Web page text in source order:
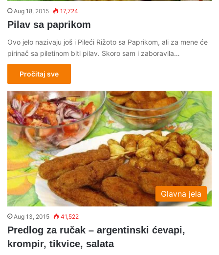
Aug 18, 2015 17,724
Pilav sa paprikom
Ovo jelo nazivaju još i Pileći Rižoto sa Paprikom, ali za mene će
pirinač sa piletinom biti pilav. Skoro sam i zaboravila…
Pročitaj sve
Glavna jela
Aug 13, 2015 41,522
Predlog za ručak – argentinski ćevapi,
krompir, tikvice, salata